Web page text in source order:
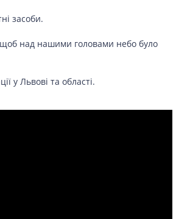
засоби.
над нашими головами небо було
у Львові та області.